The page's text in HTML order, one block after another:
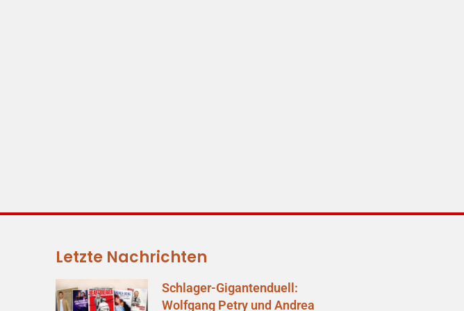
Letzte Nachrichten
Schlager-Gigantenduell:
Wolfgang Petry und Andrea